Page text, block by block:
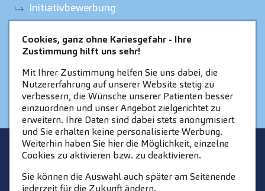
Initiativbewerbung
STARTSEITE
KONTAKT
COOKIE-EINSTELLUNGEN
IMPRESSUM
Cookies, ganz ohne Kariesgefahr - Ihre
Zustimmung hilft uns sehr!
Mit Ihrer Zustimmung helfen Sie uns dabei, die
Nutzererfahrung auf unserer Website stetig zu
verbessern, die Wünsche unserer Patienten besser
einzuordnen und unser Angebot zielgerichtet zu
erweitern. Ihre Daten sind dabei stets anonymisiert
und Sie erhalten keine personalisierte Werbung.
Weiterhin haben Sie hier die Möglichkeit, einzelne
Cookies zu aktivieren bzw. zu deaktivieren.
Sie können die Auswahl auch später am Seitenende
jederzeit für die Zukunft ändern.